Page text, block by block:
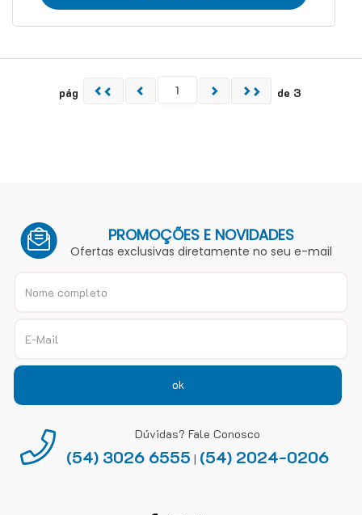
pág de 3
PROMOÇÕES E NOVIDADES
Ofertas exclusivas diretamente no seu e-mail
ok
Dúvidas? Fale Conosco
(54) 3026 6555 | (54) 2024-0206